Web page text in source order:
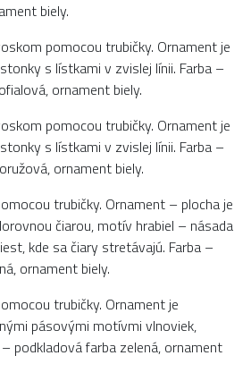
biely.
pomocou trubičky. Ornament je
s lístkami v zvislej línii. Farba –
ornament biely.
pomocou trubičky. Ornament je
s lístkami v zvislej línii. Farba –
ornament biely.
trubičky. Ornament – plocha je
čiarou, motív hrabiel – násada
kde sa čiary stretávajú. Farba –
ornament biely.
trubičky. Ornament je
pásovými motívmi vlnoviek,
podkladová farba zelená, ornament